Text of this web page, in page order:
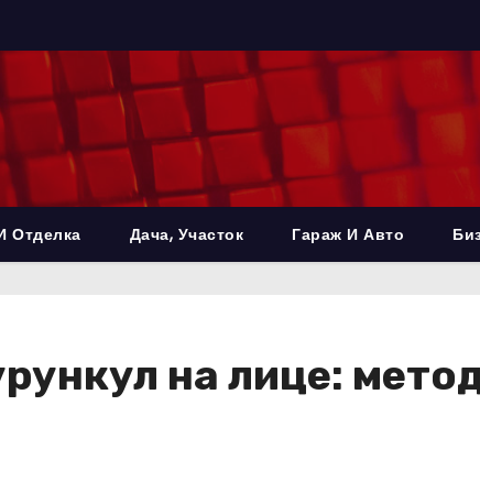
Отделка Дача, Участок Гараж И Авто
на лице: